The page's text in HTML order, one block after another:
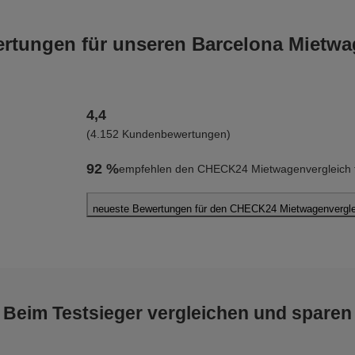
für unseren Barcelona
4,4
(4.152 Kundenbewertungen)
92 %empfehlen den CHECK24
neueste Bewertungen für den CHECK24
Zhang Jan Z.
Beim Testsieger vergleichen und sparen